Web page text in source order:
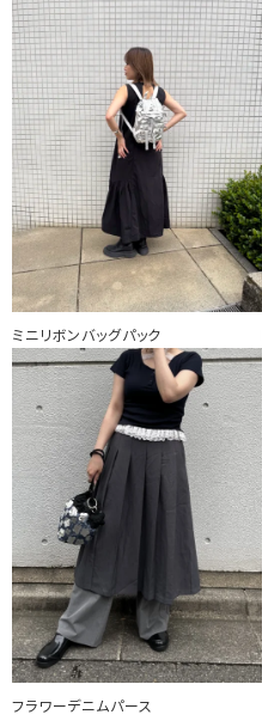
ミニリボンバッグパック
フラワーデニムパース